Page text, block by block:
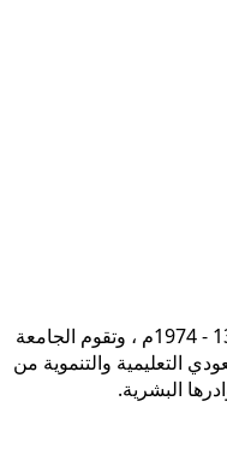
تأسست جامعة الإمام محمد بن سعود الإسلامية ممثلة في كلية الشريعة في سنة 1373هـ 1953م، وتطورت منذ ذلك الحين بصورة جذرية حتى أصبحت جامعة في عام 1394 - 1974م ، وتقوم الجامعة
التعليمية والتنموية من
البشرية.